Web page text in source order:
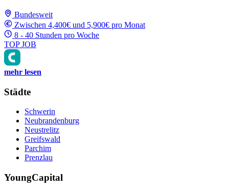
Bundesweit
Zwischen 4,400€ und 5,900€ pro Monat
8 - 40 Stunden pro Woche
TOP JOB
mehr lesen
Städte
Schwerin
Neubrandenburg
Neustrelitz
Greifswald
Parchim
Prenzlau
YoungCapital